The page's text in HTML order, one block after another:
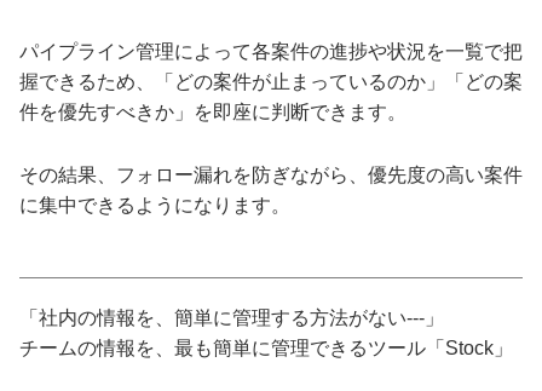
パイプライン管理によって各案件の進捗や状況を一覧で把
握できるため、「どの案件が止まっているのか」「どの案
件を優先すべきか」を即座に判断できます。
その結果、フォロー漏れを防ぎながら、優先度の高い案件
に集中できるようになります。
「社内の情報を、簡単に管理する方法がない---」
チームの情報を、最も簡単に管理できるツール「Stock」